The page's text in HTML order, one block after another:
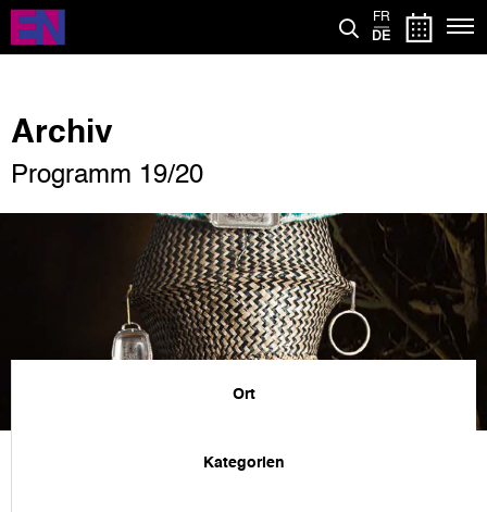
Direkt
zum
Inhalt
FR
DE
Archiv
Programm 19/20
Ort
Kategorien